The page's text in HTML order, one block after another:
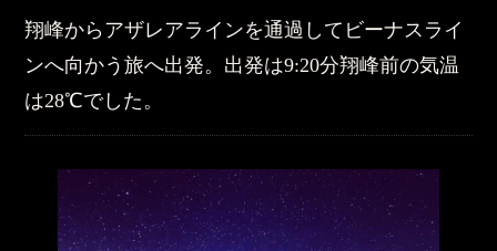
翔峰からアザレアラインを通過してビーナスライ
ンへ向かう旅へ出発。出発は9:20分翔峰前の気温
は28℃でした。